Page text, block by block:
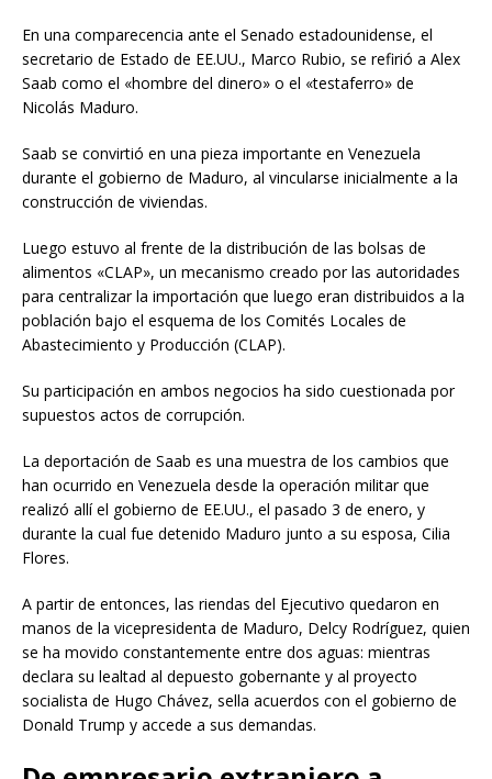
En una comparecencia ante el Senado estadounidense, el
secretario de Estado de EE.UU., Marco Rubio, se refirió a Alex
Saab como el «hombre del dinero» o el «testaferro» de
Nicolás Maduro.
Saab se convirtió en una pieza importante en Venezuela
durante el gobierno de Maduro, al vincularse inicialmente a la
construcción de viviendas.
Luego estuvo al frente de la distribución de las bolsas de
alimentos «CLAP», un mecanismo creado por las autoridades
para centralizar la importación que luego eran distribuidos a la
población bajo el esquema de los Comités Locales de
Abastecimiento y Producción (CLAP).
Su participación en ambos negocios ha sido cuestionada por
supuestos actos de corrupción.
La deportación de Saab es una muestra de los cambios que
han ocurrido en Venezuela desde la operación militar que
realizó allí el gobierno de EE.UU., el pasado 3 de enero, y
durante la cual fue detenido Maduro junto a su esposa, Cilia
Flores.
A partir de entonces, las riendas del Ejecutivo quedaron en
manos de la vicepresidenta de Maduro, Delcy Rodríguez, quien
se ha movido constantemente entre dos aguas: mientras
declara su lealtad al depuesto gobernante y al proyecto
socialista de Hugo Chávez, sella acuerdos con el gobierno de
Donald Trump y accede a sus demandas.